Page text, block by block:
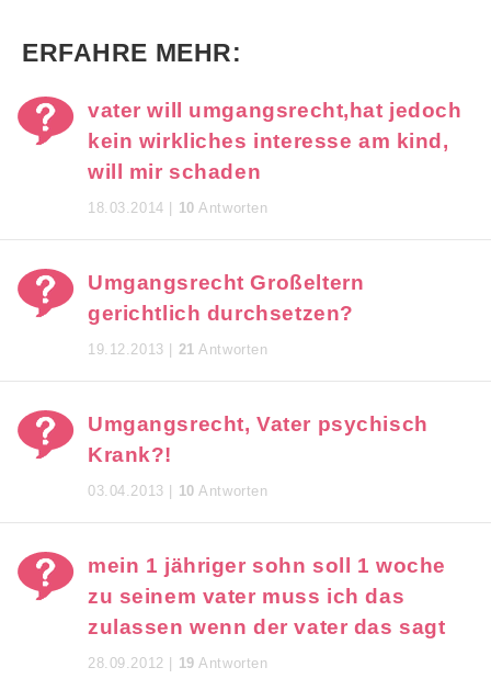
ERFAHRE MEHR:
vater will umgangsrecht,hat jedoch
kein wirkliches interesse am kind,
will mir schaden
18.03.2014 | 10 Antworten
Umgangsrecht Großeltern
gerichtlich durchsetzen?
19.12.2013 | 21 Antworten
Umgangsrecht, Vater psychisch
Krank?!
03.04.2013 | 10 Antworten
mein 1 jähriger sohn soll 1 woche
zu seinem vater muss ich das
zulassen wenn der vater das sagt
28.09.2012 | 19 Antworten